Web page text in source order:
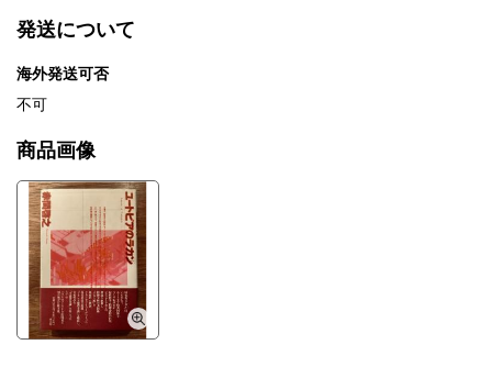
発送について
海外発送可否
不可
商品画像